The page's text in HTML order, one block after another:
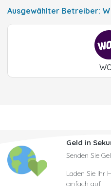
Ausgewählter Betreiber:
Geld in
Senden Sie
Laden Sie Ihr
einfach auf